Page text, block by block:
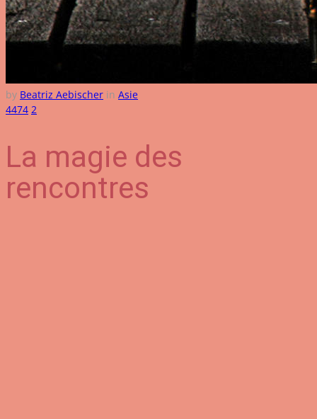
by Beatriz Aebischer in Asie
4474 2
La magie des
rencontres